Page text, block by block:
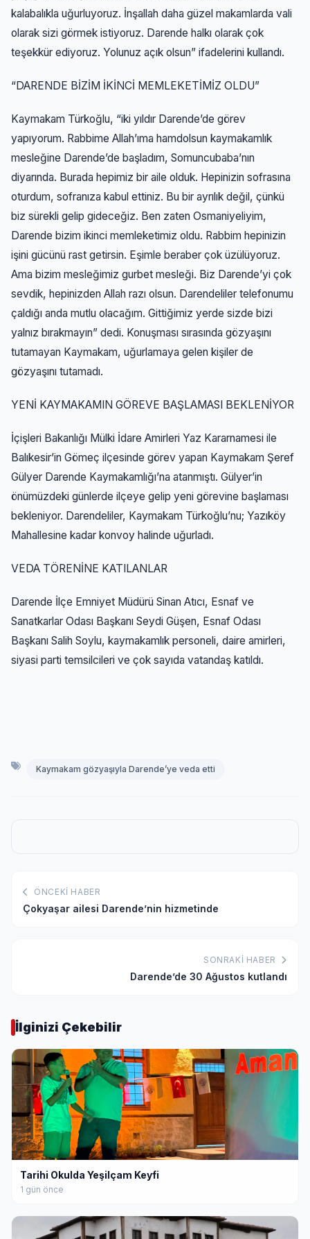
kalabalıkla uğurluyoruz. İnşallah daha güzel makamlarda vali
olarak sizi görmek istiyoruz. Darende halkı olarak çok
teşekkür ediyoruz. Yolunuz açık olsun” ifadelerini kullandı.
“DARENDE BİZİM İKİNCİ MEMLEKETİMİZ OLDU”
Kaymakam Türkoğlu, “iki yıldır Darende’de görev
yapıyorum. Rabbime Allah’ıma hamdolsun kaymakamlık
mesleğine Darende’de başladım, Somuncubaba’nın
diyarında. Burada hepimiz bir aile olduk. Hepinizin sofrasına
oturdum, sofranıza kabul ettiniz. Bu bir ayrılık değil, çünkü
biz sürekli gelip gideceğiz. Ben zaten Osmaniyeliyim,
Darende bizim ikinci memleketimiz oldu. Rabbim hepinizin
işini gücünü rast getirsin. Eşimle beraber çok üzülüyoruz.
Ama bizim mesleğimiz gurbet mesleği. Biz Darende’yi çok
sevdik, hepinizden Allah razı olsun. Darendeliler telefonumu
çaldığı anda mutlu olacağım. Gittiğimiz yerde sizde bizi
yalnız bırakmayın” dedi. Konuşması sırasında gözyaşını
tutamayan Kaymakam, uğurlamaya gelen kişiler de
gözyaşını tutamadı.
YENİ KAYMAKAMIN GÖREVE BAŞLAMASI BEKLENİYOR
İçişleri Bakanlığı Mülki İdare Amirleri Yaz Kararnamesi ile
Balıkesir’in Gömeç ilçesinde görev yapan Kaymakam Şeref
Gülyer Darende Kaymakamlığı’na atanmıştı. Gülyer’in
önümüzdeki günlerde ilçeye gelip yeni görevine başlaması
bekleniyor. Darendeliler, Kaymakam Türkoğlu’nu; Yazıköy
Mahallesine kadar konvoy halinde uğurladı.
VEDA TÖRENİNE KATILANLAR
Darende İlçe Emniyet Müdürü Sinan Atıcı, Esnaf ve
Sanatkarlar Odası Başkanı Seydi Güşen, Esnaf Odası
Başkanı Salih Soylu, kaymakamlık personeli, daire amirleri,
siyasi parti temsilcileri ve çok sayıda vatandaş katıldı.
Kaymakam gözyaşıyla Darende’ye veda etti
ÖNCEKI HABER
Çokyaşar ailesi Darende’nin hizmetinde
SONRAKI HABER
Darende’de 30 Ağustos kutlandı
İlginizi Çekebilir
Tarihi Okulda Yeşilçam Keyfi
1 gün önce